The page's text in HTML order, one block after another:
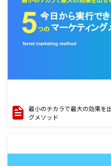
最小のチカラで最大の効果を
グメソッド